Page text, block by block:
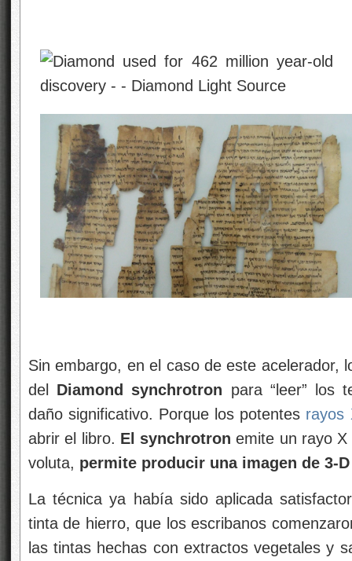
Sin embargo, en el caso de este acelerador,
del Diamond synchrotron para “leer” los
daño significativo. Porque los potentes rayos
abrir el libro. El synchrotron emite un rayo
voluta, permite producir una imagen de 3-
La técnica ya había sido aplicada
tinta de hierro, que los escribanos
las tintas hechas con extractos vegetales y